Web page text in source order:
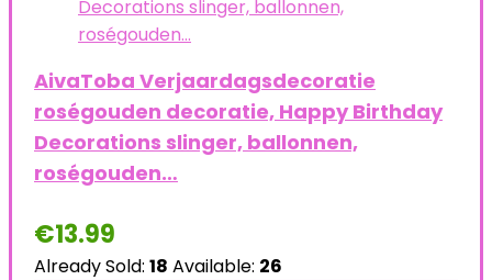
AivaToba Verjaardagsdecoratie
roségouden decoratie, Happy Birthday
Decorations slinger, ballonnen,
roségouden…
€13.99
Already Sold: 18 Available: 26